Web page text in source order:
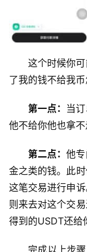
这个时候你
了我的钱不给我币
第一点： 当
他不给你他也拿不
第二点：他
金之类的钱。此
这笔交易进行申
则来去对这个交
得到的USDT还给